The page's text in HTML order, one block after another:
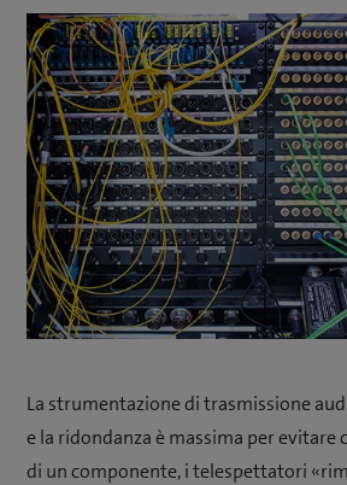
La strumentazione di trasmissione
e la ridondanza è massima per evitare
di un componente, i telespettatori